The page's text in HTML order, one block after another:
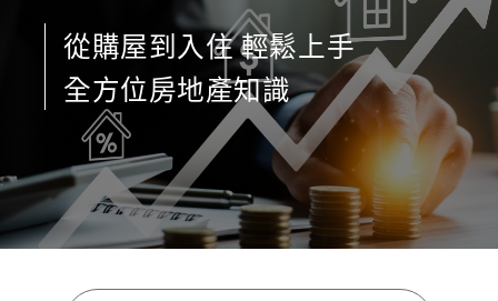
從購屋到入住 輕鬆上手
全方位房地產知識